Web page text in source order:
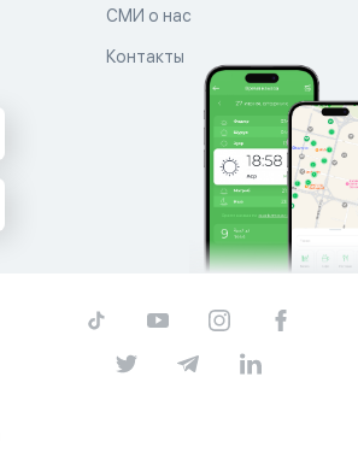
СМИ о нас
Контакты